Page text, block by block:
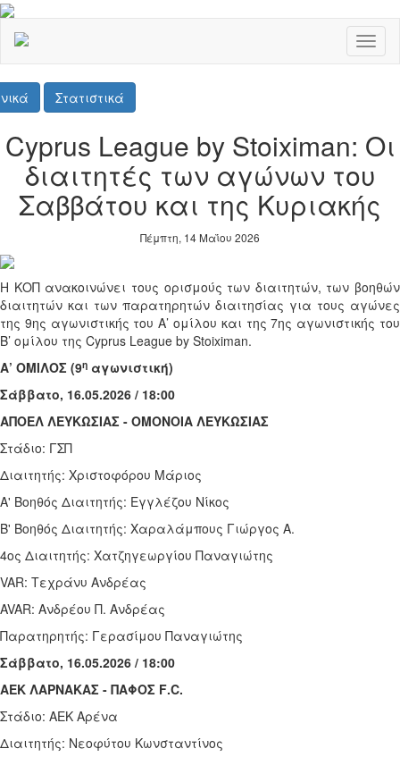
Στατιστικά
Cyprus League by Stoiximan: Οι
διαιτητές των αγώνων του
Σαββάτου και της Κυριακής
Πέμπτη, 14 Μαΐου 2026
Η ΚΟΠ ανακοινώνει τους ορισμούς των διαιτητών, των βοηθών
διαιτητών και των παρατηρητών διαιτησίας για τους αγώνες
της 9ης αγωνιστικής του Α’ ομίλου και της 7ης αγωνιστικής του
Β’ ομίλου της Cyprus League by Stoiximan.
Α’ ΟΜΙΛΟΣ (9η αγωνιστική)
Σάββατο, 16.05.2026 / 18:00
ΑΠΟΕΛ ΛΕΥΚΩΣΙΑΣ - ΟΜΟΝΟΙΑ ΛΕΥΚΩΣΙΑΣ
Στάδιο: ΓΣΠ
Διαιτητής: Χριστοφόρου Μάριος
Α' Βοηθός Διαιτητής: Εγγλέζου Νίκος
Β' Βοηθός Διαιτητής: Χαραλάμπους Γιώργος Α.
4ος Διαιτητής: Χατζηγεωργίου Παναγιώτης
VAR: Τεχράνυ Ανδρέας
AVAR: Ανδρέου Π. Ανδρέας
Παρατηρητής: Γερασίμου Παναγιώτης
Σάββατο, 16.05.2026 / 18:00
ΑΕΚ ΛΑΡΝΑΚΑΣ - ΠΑΦΟΣ F.C.
Στάδιο: ΑΕΚ Αρένα
Διαιτητής: Νεοφύτου Κωνσταντίνος